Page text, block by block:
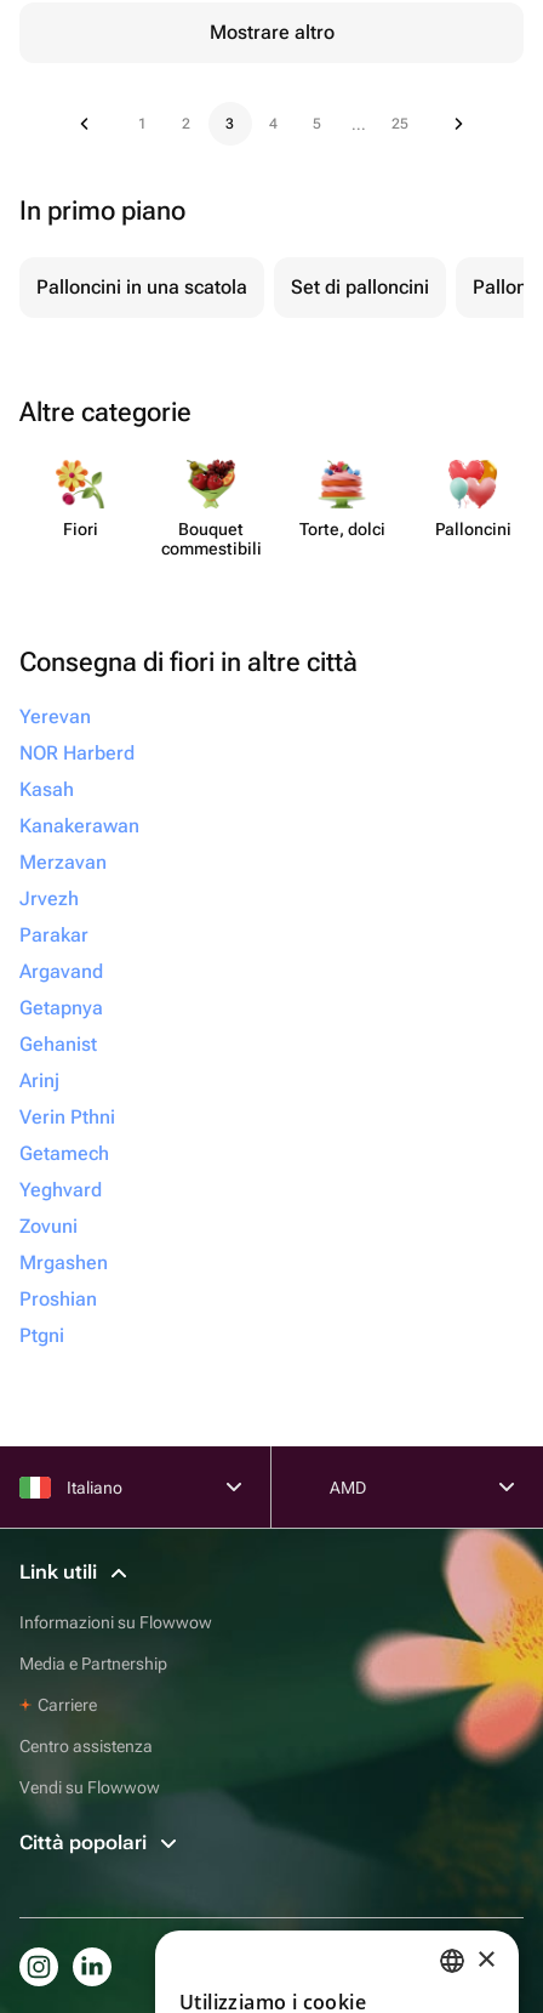
Mostrare altro
1 2 3 4 5 ... 25
In primo piano
Palloncini in una scatola Set di palloncini
Altre categorie
Fiori
Bouquet
commes​tibili
Torte, dolci Pall​oncini
Consegna di fiori in altre città
Yerevan
NOR Harberd
Kasah
Kanakerawan
Merzavan
Jrvezh
Parakar
Argavand
Getapnya
Gehanist
Arinj
Verin Pthni
Getamech
Yeghvard
Zovuni
Mrgashen
Proshian
Ptgni
Italiano AMD
Link utili
Informazioni su Flowwow
Media e Partnership
Carriere
Centro assistenza
Vendi su Flowwow
Città popolari
×
Utilizziamo i cookie